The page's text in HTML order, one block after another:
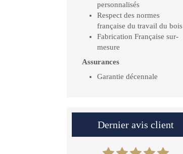
personnalisés
Respect des normes
française du travail du bois
Fabrication Française sur-
mesure
Assurances
Garantie décennale
Dernier avis client